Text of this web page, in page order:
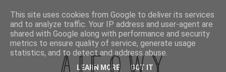
This site uses cookies from Google to deliver its services
and to analyze traffic. Your IP address and user-agent are
shared with Google along with performance and security
metrics to ensure quality of service, generate usage
statistics, and to detect and address abuse.
LEARN MORE GOT IT